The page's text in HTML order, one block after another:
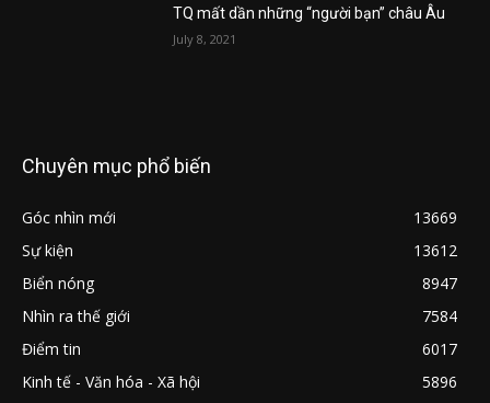
TQ mất dần những “người bạn” châu Âu
July 8, 2021
Chuyên mục phổ biến
Góc nhìn mới
13669
Sự kiện
13612
Biển nóng
8947
Nhìn ra thế giới
7584
Điểm tin
6017
Kinh tế - Văn hóa - Xã hội
5896